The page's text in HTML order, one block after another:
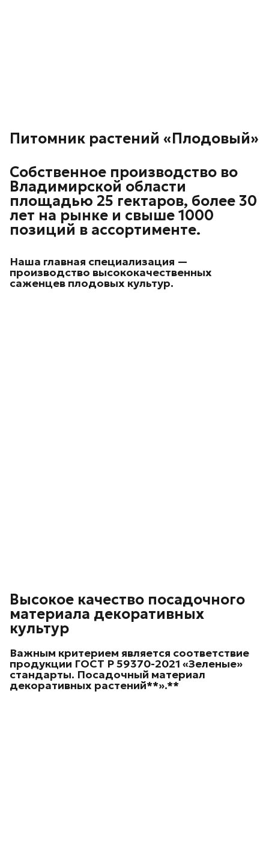
Питомник растений «Плодовый»
Собственное производство во
Владимирской области
площадью 25 гектаров, более 30
лет на рынке и свыше 1000
позиций в ассортименте.
Наша главная специализация —
производство высококачественных
саженцев плодовых культур.
Высокое качество посадочного
материала декоративных
культур
Важным критерием является соответствие
продукции ГОСТ Р 59370-2021 «Зеленые»
стандарты. Посадочный материал
декоративных растений**».**